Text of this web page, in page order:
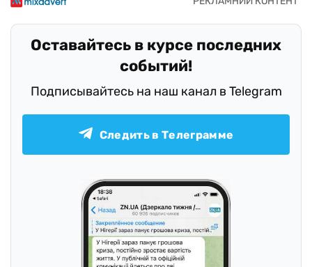
Оставайтесь в курсе последних
событий!
Подписывайтесь на наш канал в Telegram
Следить в Телеграмме